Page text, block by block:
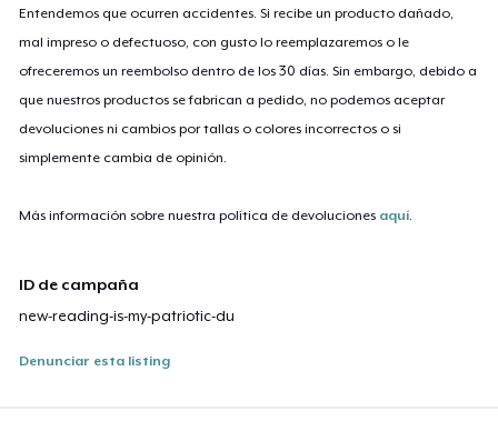
Entendemos que ocurren accidentes. Si recibe un producto dañado,
mal impreso o defectuoso, con gusto lo reemplazaremos o le
ofreceremos un reembolso dentro de los 30 días. Sin embargo, debido a
que nuestros productos se fabrican a pedido, no podemos aceptar
devoluciones ni cambios por tallas o colores incorrectos o si
simplemente cambia de opinión.
Más información sobre nuestra política de devoluciones aquí
ID de campaña
new-reading-is-my-patriotic-du
Denunciar esta listing